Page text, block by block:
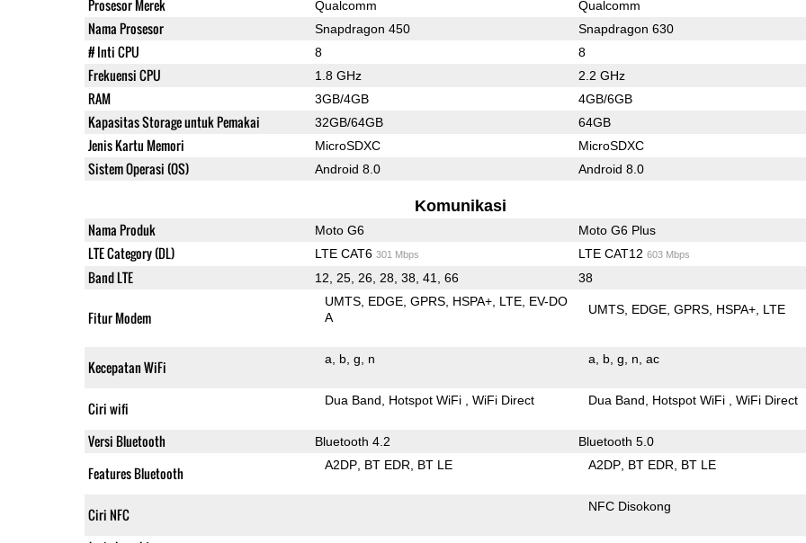
Prosesor Merek Qualcomm Qualcomm
Nama Prosesor Snapdragon 450 Snapdragon 630
# Inti CPU 8 8
Frekuensi CPU 1.8 GHz 2.2 GHz
RAM 3GB/4GB 4GB/6GB
Kapasitas Storage untuk Pemakai 32GB/64GB 64GB
Jenis Kartu Memori MicroSDXC MicroSDXC
Sistem Operasi (OS) Android 8.0 Android 8.0
Komunikasi
Nama Produk Moto G6 Moto G6 Plus
LTE Category (DL) LTE CAT6 301 Mbps LTE CAT12 603 Mbps
Band LTE 12, 25, 26, 28, 38, 41, 66 38
Fitur Modem
UMTS EDGE GPRS HSPA+ LTE EV-DO
A
UMTS EDGE GPRS HSPA+ LTE
Kecepatan WiFi a b g n a b g n ac
Ciri wifi Dua Band Hotspot WiFi WiFi Direct Dua Band Hotspot WiFi WiFi Direct
Versi Bluetooth Bluetooth 4.2 Bluetooth 5.0
Features Bluetooth A2DP BT EDR BT LE A2DP BT EDR BT LE
Ciri NFC NFC Disokong